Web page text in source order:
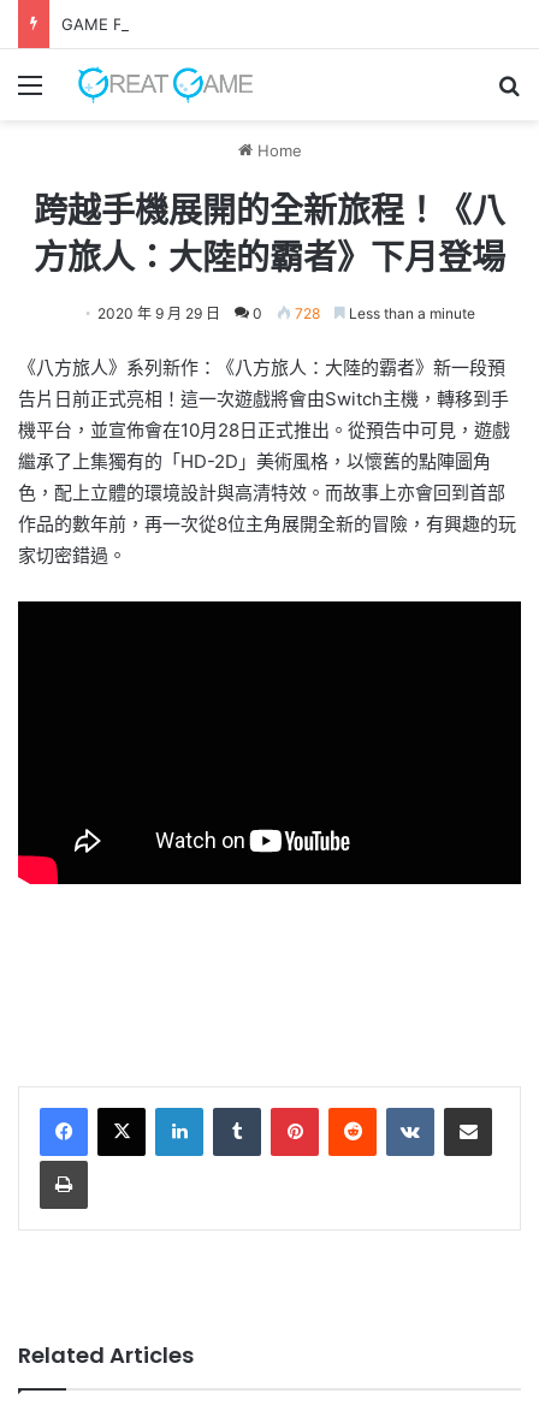
GAME FREAK全新作品《 轉世之獸 》 遊戲今日正式發售！
Menu
Home
跨越手機展開的全新旅程！《八
方旅人：大陸的霸者》下月登場
2020 年 9 月 29 日 0 728 Less than a minute
《八方旅人》系列新作：《八方旅人：大陸的霸者》新一段預
告片日前正式亮相！這一次遊戲將會由Switch主機，轉移到手
機平台，並宣佈會在10月28日正式推出。從預告中可見，遊戲
繼承了上集獨有的「HD-2D」美術風格，以懷舊的點陣圖角
色，配上立體的環境設計與高清特效。而故事上亦會回到首部
作品的數年前，再一次從8位主角展開全新的冒險，有興趣的玩
家切密錯過。
LinkedInTumblr PinterestReddit VKontakteShare via Email
Print
Related Articles